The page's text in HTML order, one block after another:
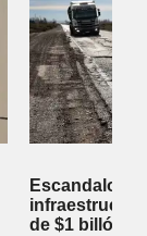
Escandalosa
de $1 billón